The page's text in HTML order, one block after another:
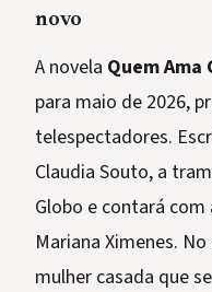
novo
A novela Quem Ama
para maio de 2026,
telespectadores.
Claudia Souto, a
Globo e contará
Mariana Ximenes.
mulher casada que